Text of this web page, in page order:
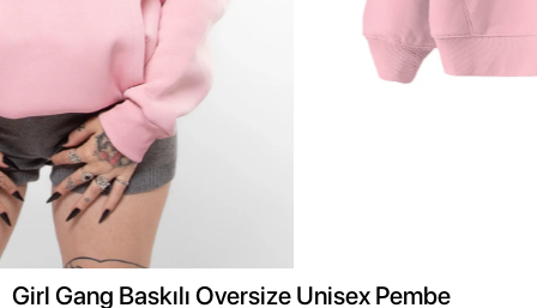
Girl Gang Baskılı Oversize Unisex Pembe